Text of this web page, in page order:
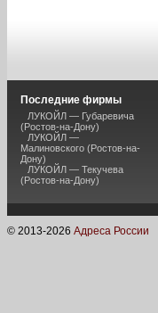
Последние фирмы
ЛУКОЙЛ — Губаревича
(Ростов-на-Дону)
ЛУКОЙЛ —
Малиновского (Ростов-на-
Дону)
ЛУКОЙЛ — Текучева
(Ростов-на-Дону)
© 2013-2026 Адреса России